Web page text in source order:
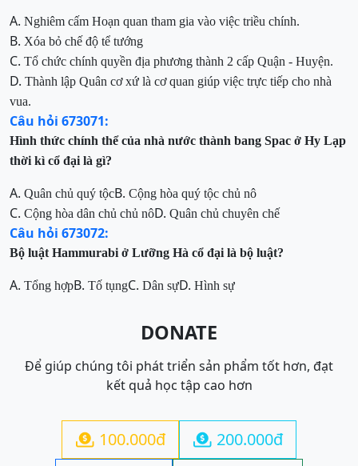
A. Nghiêm cấm Hoạn quan tham gia vào việc triều chính.
B. Xóa bỏ chế độ tể tướng
C. Tổ chức chính quyền địa phương thành 2 cấp Quận - Huyện.
D. Thành lập Quân cơ xứ là cơ quan giúp việc trực tiếp cho nhà
vua.
Câu hỏi 673071:
Hình thức chính thể của nhà nước thành bang Spac ở Hy Lạp
thời kì cổ đại là gì?
A. Quân chủ quý tộcB. Cộng hòa quý tộc chủ nô
C. Cộng hòa dân chủ chủ nôD. Quân chủ chuyên chế
Câu hỏi 673072:
Bộ luật Hammurabi ở Lưỡng Hà cổ đại là bộ luật?
A. Tổng hợpB. Tố tụngC. Dân sựD. Hình sự
DONATE
Để giúp chúng tôi phát triển sản phẩm tốt hơn, đạt
kết quả học tập cao hơn
 100.000đ  200.000đ